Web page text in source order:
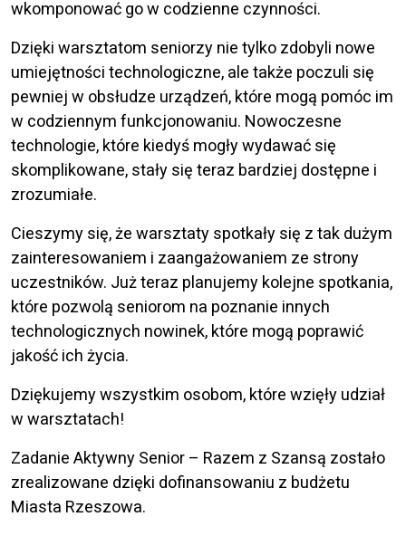
wkomponować go w codzienne czynności.
Dzięki warsztatom seniorzy nie tylko zdobyli nowe
umiejętności technologiczne, ale także poczuli się
pewniej w obsłudze urządzeń, które mogą pomóc im
w codziennym funkcjonowaniu. Nowoczesne
technologie, które kiedyś mogły wydawać się
skomplikowane, stały się teraz bardziej dostępne i
zrozumiałe.
Cieszymy się, że warsztaty spotkały się z tak dużym
zainteresowaniem i zaangażowaniem ze strony
uczestników. Już teraz planujemy kolejne spotkania,
które pozwolą seniorom na poznanie innych
technologicznych nowinek, które mogą poprawić
jakość ich życia.
Dziękujemy wszystkim osobom, które wzięły udział
w warsztatach!
Zadanie Aktywny Senior – Razem z Szansą zostało
zrealizowane dzięki dofinansowaniu z budżetu
Miasta Rzeszowa.